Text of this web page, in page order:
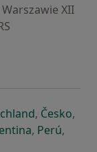
XII
karcie
się w nowej
otwiera się
, Česko,
karcie
nowej karcie
się w nowej
otwiera się
, Perú,